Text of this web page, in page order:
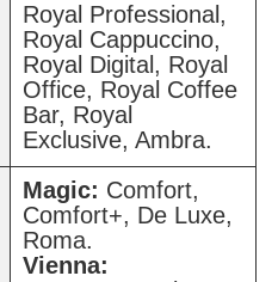
Royal Professional,
Royal Cappuccino,
Royal Digital, Royal
Office, Royal Coffee
Bar, Royal
Exclusive, Ambra.
Magic: Comfort,
Comfort+, De Luxe,
Roma.
Vienna: